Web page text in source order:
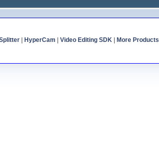
| HyperCam Video Editing SDK| More Products